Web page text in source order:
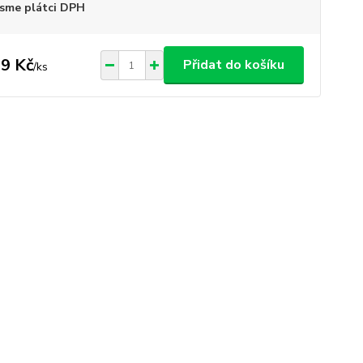
plátci DPH
Kč/ks Přidat do košíku